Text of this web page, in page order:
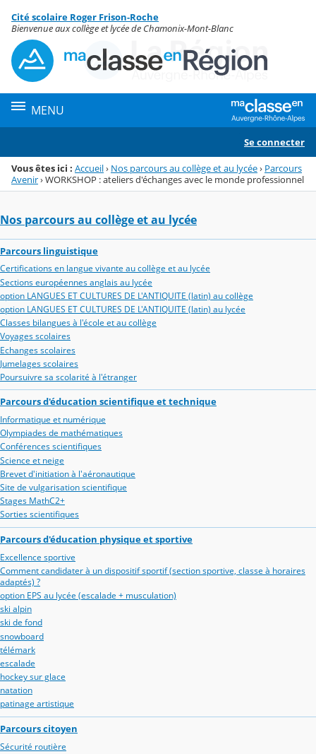
Menu de la rubrique
Contenu
Cité scolaire Roger Frison-Roche
Bienvenue aux collège et lycée de Chamonix-Mont-Blanc
MENU
Se connecter
Vous êtes ici : Accueil› Nos parcours au collège et au lycée› Parcours
Avenir›WORKSHOP : ateliers d'échanges avec le monde professionnel
Nos parcours au collège et au lycée
Parcours linguistique
Certifications en langue vivante au collège et au lycée
Sections européennes anglais au lycée
option LANGUES ET CULTURES DE L'ANTIQUITE (latin) au collège
option LANGUES ET CULTURES DE L'ANTIQUITE (latin) au lycée
Classes bilangues à l'école et au collège
Voyages scolaires
Echanges scolaires
Jumelages scolaires
Poursuivre sa scolarité à l'étranger
Parcours d'éducation scientifique et technique
Informatique et numérique
Olympiades de mathématiques
Conférences scientifiques
Science et neige
Brevet d'initiation à l'aéronautique
Site de vulgarisation scientifique
Stages MathC2+
Sorties scientifiques
Parcours d'éducation physique et sportive
Excellence sportive
Comment candidater à un dispositif sportif (section sportive, classe à horaires
adaptés) ?
option EPS au lycée (escalade + musculation)
ski alpin
ski de fond
snowboard
télémark
escalade
hockey sur glace
natation
patinage artistique
Parcours citoyen
Sécurité routière